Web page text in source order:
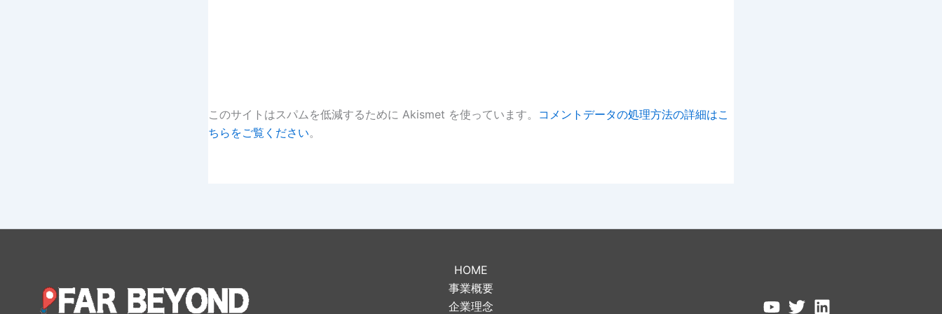
このサイトはスパムを低減するために Akismet を使っています。 コメントデータの処理方法の詳細はこ
ちらをご覧ください。
HOME
事業概要
企業理念